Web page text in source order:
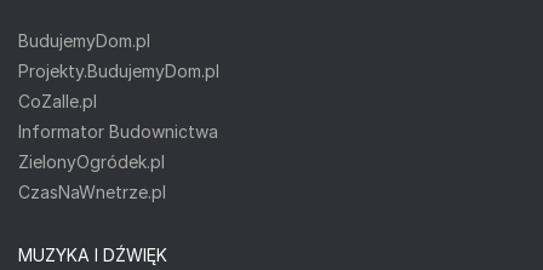
BudujemyDom.pl
Projekty.BudujemyDom.pl
CoZaIle.pl
Informator Budownictwa
ZielonyOgródek.pl
CzasNaWnetrze.pl
MUZYKA I DŹWIĘK